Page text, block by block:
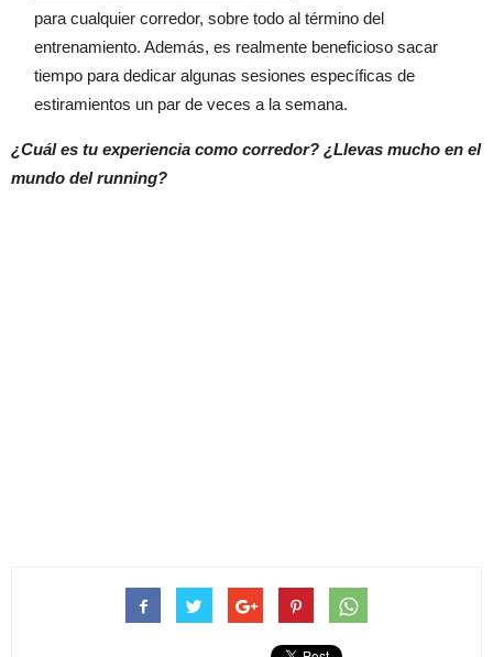
para cualquier corredor, sobre todo al término del
entrenamiento. Además, es realmente beneficioso sacar
tiempo para dedicar algunas sesiones específicas de
estiramientos un par de veces a la semana.
¿Cuál es tu experiencia como corredor? ¿Llevas mucho en el
mundo del running?